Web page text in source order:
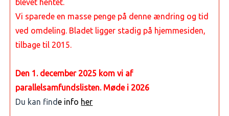
blevet hentet.
Vi sparede en masse penge på denne ændring og tid
ved omdeling. Bladet ligger stadig på hjemmesiden,
tilbage til 2015.
Den 1. december 2025 kom vi af
parallelsamfundslisten. Møde i 2026
Du kan finde info her